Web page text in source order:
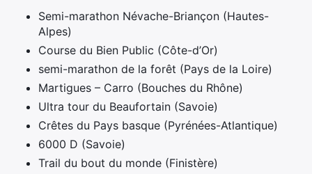
Semi-marathon Névache-Briançon (Hautes-
Alpes)
Course du Bien Public (Côte-d’Or)
semi-marathon de la forêt (Pays de la Loire)
Martigues – Carro (Bouches du Rhône)
Ultra tour du Beaufortain (Savoie)
Crêtes du Pays basque (Pyrénées-Atlantique)
6000 D (Savoie)
Trail du bout du monde (Finistère)